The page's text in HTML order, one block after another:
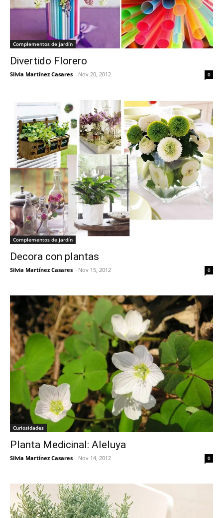
Complementos de jardín
Divertido Florero
Silvia Martínez Casares - Nov 20, 2012 0
Complementos de jardín
Decora con plantas
Silvia Martínez Casares - Nov 15, 2012 0
Curiosidades
Planta Medicinal: Aleluya
Silvia Martínez Casares - Nov 14, 2012 0